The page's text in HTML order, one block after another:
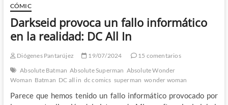
CÓMIC
Darkseid provoca un fallo informático
en la realidad: DC All In
Diógenes Pantarújez 19/07/2024
15 comentarios
Absolute Batman Absolute Superman Absolute Wonder
Woman Batman DC all in dc comics superman wonder woman
Parece que hemos tenido un fallo informático provocado por